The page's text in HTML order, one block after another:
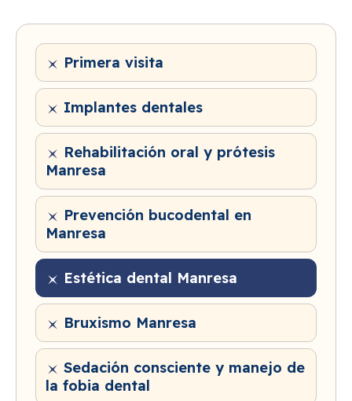
Primera visita
Implantes dentales
Rehabilitación oral y prótesis
Manresa
Prevención bucodental en
Manresa
Estética dental Manresa
Bruxismo Manresa
Sedación consciente y manejo de
la fobia dental